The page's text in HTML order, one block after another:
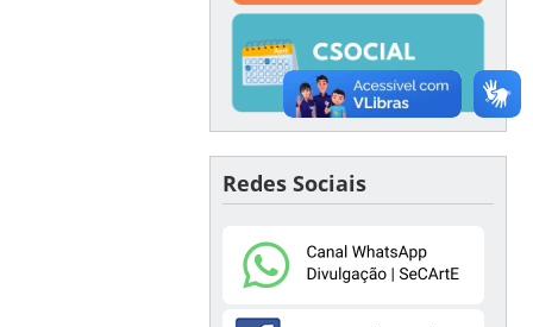
Redes Sociais